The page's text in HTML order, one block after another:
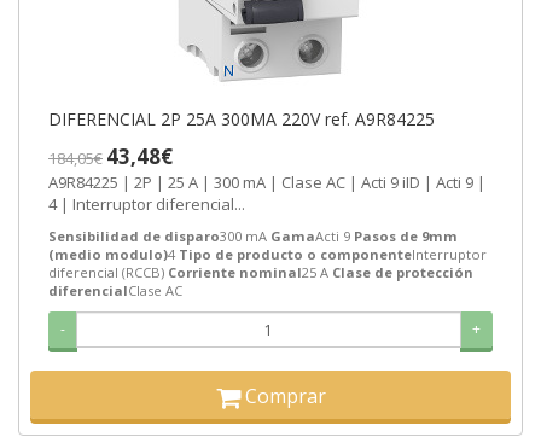
DIFERENCIAL 2P 25A 300MA 220V ref. A9R84225
184,05€ 43,48€
A9R84225 | 2P | 25 A | 300 mA | Clase AC | Acti 9 iID | Acti 9 |
4 | Interruptor diferencial...
Sensibilidad de disparo300 mA GamaActi 9 Pasos de 9mm
(medio modulo)4 Tipo de producto o componenteInterruptor
diferencial (RCCB) Corriente nominal25 A Clase de protección
diferencialClase AC
- +
Comprar